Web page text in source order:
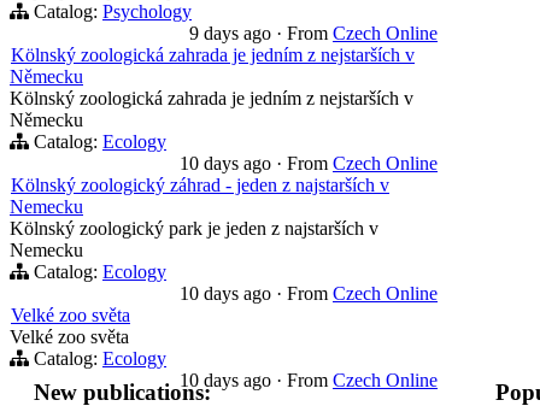
Catalog: Psychology
9 days ago · From Czech Online
Kölnský zoologická zahrada je jedním z nejstarších v
Německu
Kölnský zoologická zahrada je jedním z nejstarších v
Německu
Catalog: Ecology
10 days ago · From Czech Online
Kölnský zoologický záhrad - jeden z najstarších v
Nemecku
Kölnský zoologický park je jeden z najstarších v
Nemecku
Catalog: Ecology
10 days ago · From Czech Online
Velké zoo světa
Velké zoo světa
Catalog: Ecology
10 days ago · From Czech Online
New publications: